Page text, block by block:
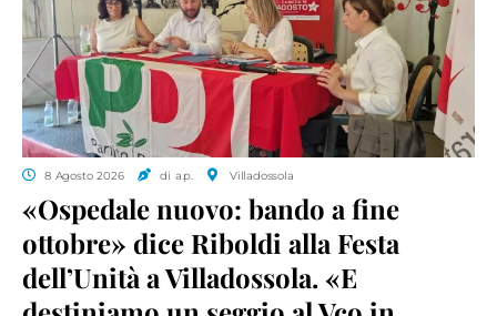
8 Agosto 2026 di a.p. Villadossola
«Ospedale nuovo: bando a fine
ottobre» dice Riboldi alla Festa
dell’Unità a Villadossola. «E